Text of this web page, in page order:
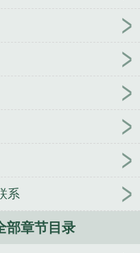
系
部章节目录